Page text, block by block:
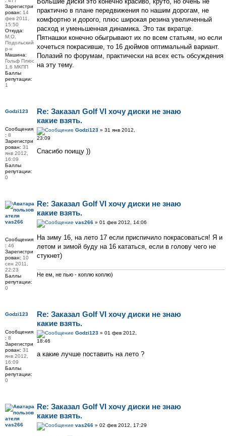
практично в плане передвижения по нашим дорогам, не
комфортно и дорого, плюс широкая резина увеличенный
расход и уменьшенная динамика. Это так вкратце.
Пятнашки конечно обыгрывают их по всем статьям, но если
хочеться покрасивше, то 16 дюймов оптимальный вариант.
Полазий по форумам, практически на всех есть обсуждения
на эту тему.
Зарегистри
рован: 14
фев 2011,
15:50
Откуда:
М.О.
Подольский
р-н
Машина:
Гольф Плюс
1,6 МКПП
Баллы
репутации:
1
Re: Заказал Golf VI хочу диски не знаю
какие взять.
Godzi123 » 31 янв 2012,
23:09
Спасибо поищу ))
Godzi123
Сообщения
: 8
Зарегистри
рован: 31
янв 2012,
16:09
Баллы
репутации:
0
Re: Заказал Golf VI хочу диски не знаю
какие взять.
vas266 » 01 фев 2012, 14:06
На зиму 16, на лето 17 если приспичило покрасоваться! Я и
летом и зимой буду на 16 кататься, если в голову чего не
стукнет)
Не ем, не пью - коплю коплю)
vas266
Сообщения
: 46
Зарегистри
рован: 10
сен 2011,
22:23
Баллы
репутации:
0
Re: Заказал Golf VI хочу диски не знаю
какие взять.
Godzi123 » 01 фев 2012,
18:46
а какие лучше поставить на лето ?
Godzi123
Сообщения
: 8
Зарегистри
рован: 31
янв 2012,
16:09
Баллы
репутации:
0
Re: Заказал Golf VI хочу диски не знаю
какие взять.
vas266 » 02 фев 2012, 17:29
vas266